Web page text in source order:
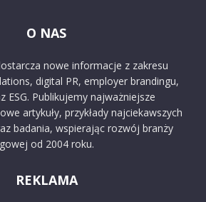
O NAS
nowe informacje z zakresu
digital PR, employer brandingu,
ESG. Publikujemy najważniejsze
artykuły, przykłady najciekawszych
badania, wspierając rozwój branży
od 2004 roku.
REKLAMA